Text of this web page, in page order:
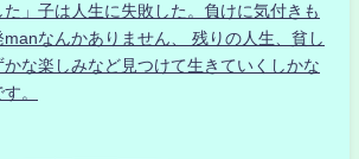
」子は人生に失敗した。負けに気付きも
manなんかありません、 残りの人生、貧し
かな楽しみなど見つけて生きていくしかな
。